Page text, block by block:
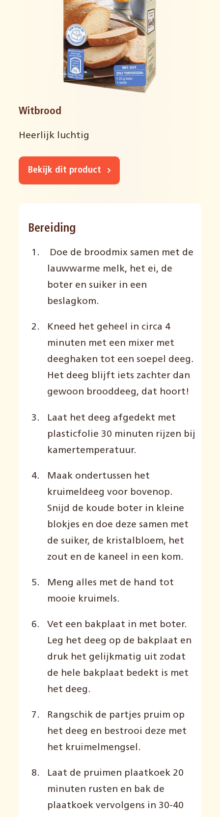
Witbrood
Heerlijk luchtig
Bekijk dit product
Bereiding
Doe de broodmix samen met de
lauwwarme melk, het ei, de
boter en suiker in een
beslagkom.
Kneed het geheel in circa 4
minuten met een mixer met
deeghaken tot een soepel deeg.
Het deeg blijft iets zachter dan
gewoon brooddeeg, dat hoort!
Laat het deeg afgedekt met
plasticfolie 30 minuten rijzen bij
kamertemperatuur.
Maak ondertussen het
kruimeldeeg voor bovenop.
Snijd de koude boter in kleine
blokjes en doe deze samen met
de suiker, de kristalbloem, het
zout en de kaneel in een kom.
Meng alles met de hand tot
mooie kruimels.
Vet een bakplaat in met boter.
Leg het deeg op de bakplaat en
druk het gelijkmatig uit zodat
de hele bakplaat bedekt is met
het deeg.
Rangschik de partjes pruim op
het deeg en bestrooi deze met
het kruimelmengsel.
Laat de pruimen plaatkoek 20
minuten rusten en bak de
plaatkoek vervolgens in 30-40